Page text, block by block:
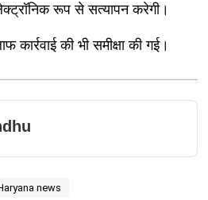
रूप से सत्यापन करेगी।
कार्रवाई की भी समीक्षा की गई।
news